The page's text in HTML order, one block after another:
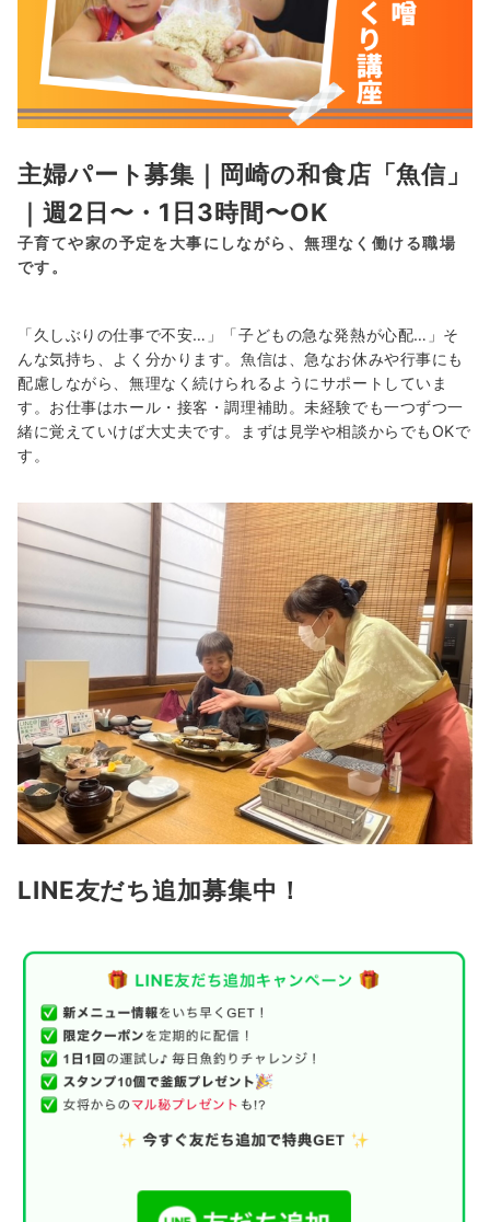
主婦パート募集｜岡崎の和食店「魚信」
｜週2日〜・1日3時間〜OK
子育てや家の予定を大事にしながら、無理なく働ける職場
です。
「久しぶりの仕事で不安…」「子どもの急な発熱が心配…」そ
んな気持ち、よく分かります。魚信は、急なお休みや行事にも
配慮しながら、無理なく続けられるようにサポートしていま
す。お仕事はホール・接客・調理補助。未経験でも一つずつ一
緒に覚えていけば大丈夫です。まずは見学や相談からでもOKで
す。
LINE友だち追加募集中！